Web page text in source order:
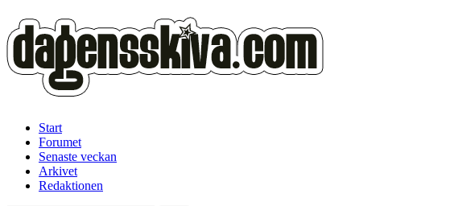
Start
Forumet
Senaste veckan
Arkivet
Redaktionen